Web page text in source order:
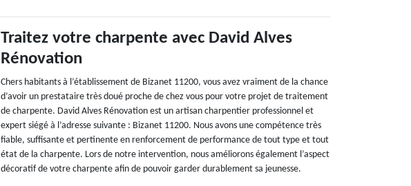
Traitez votre charpente avec David Alves
Rénovation
Chers habitants à l’établissement de Bizanet 11200, vous avez vraiment de la chance
d’avoir un prestataire très doué proche de chez vous pour votre projet de traitement
de charpente. David Alves Rénovation est un artisan charpentier professionnel et
expert siégé à l’adresse suivante : Bizanet 11200. Nous avons une compétence très
fiable, suffisante et pertinente en renforcement de performance de tout type et tout
état de la charpente. Lors de notre intervention, nous améliorons également l’aspect
décoratif de votre charpente afin de pouvoir garder durablement sa jeunesse.